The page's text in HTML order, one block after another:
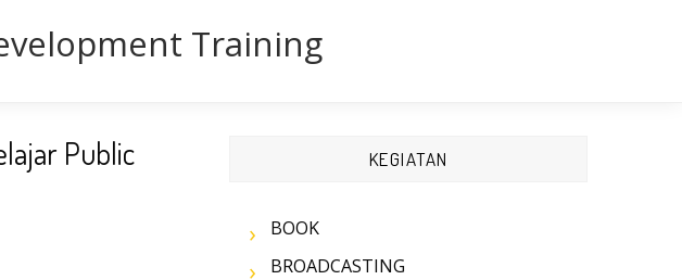
Training
Public
KEGIATAN
BOOK
BROADCASTING